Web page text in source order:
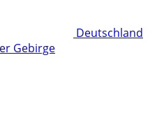
Deutschland
Gebirge